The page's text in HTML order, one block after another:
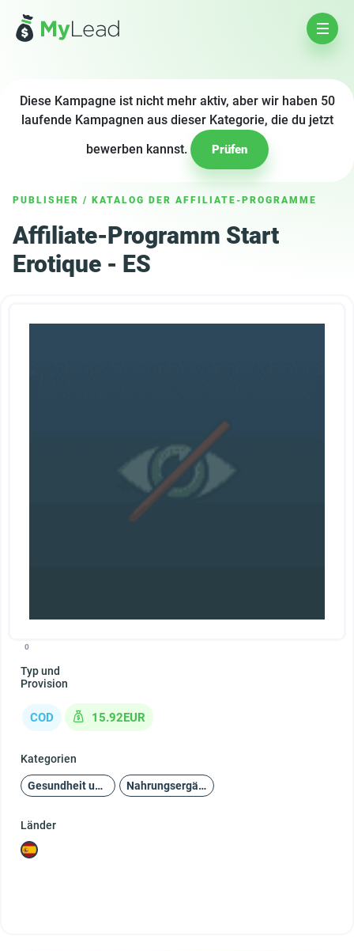
Diese Kampagne ist nicht mehr aktiv, aber wir haben 50
laufende Kampagnen aus dieser Kategorie, die du jetzt
bewerben kannst.
Prüfen
PUBLISHER / KATALOG DER AFFILIATE-PROGRAMME
Affiliate-Programm Start
Erotique - ES
0
Typ und
Provision
COD 15.92EUR
Kategorien
Gesundheit und Schönheit Nahrungsergänzungsmittel
Länder